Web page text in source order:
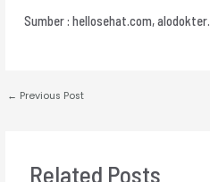
Sumber : hellosehat.com,
← Previous Post
Related Posts